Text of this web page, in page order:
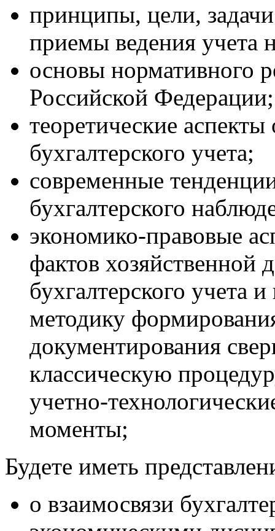
принципы, цели, задачи
приемы ведения учета
основы нормативного
Российской Федерации;
теоретические
бухгалтерского учета;
современные
бухгалтерского
экономико-правовые
фактов хозяйственной
бухгалтерского учета
методику
документирования
классическую
учетно-
моменты;
Будете иметь
о взаимосвязи